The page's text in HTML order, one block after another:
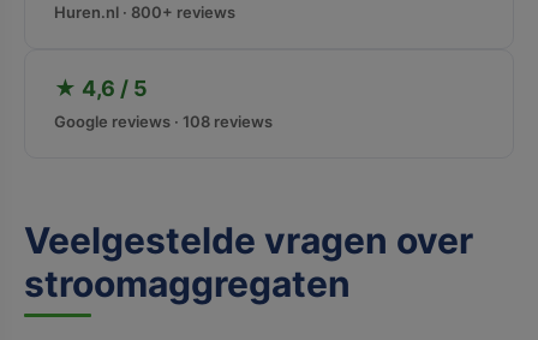
Huren.nl · 800+ reviews
★ 4,6 / 5
Google reviews · 108 reviews
Veelgestelde vragen over
stroomaggregaten